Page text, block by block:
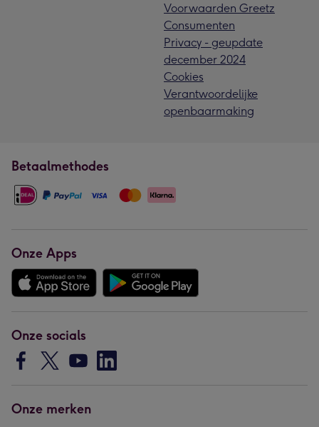
Voorwaarden Greetz
Consumenten
Privacy - geupdate
december 2024
Cookies
Verantwoordelijke
openbaarmaking
Betaalmethodes
Onze Apps
Onze socials
Onze merken